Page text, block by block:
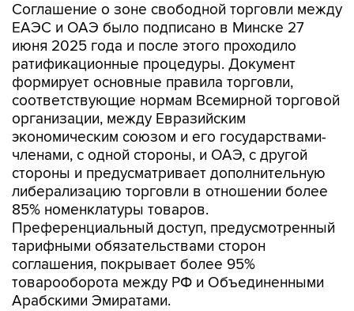
Соглашение о зоне свободной торговли между
ЕАЭС и ОАЭ было подписано в Минске 27
июня 2025 года и после этого проходило
ратификационные процедуры. Документ
формирует основные правила торговли,
соответствующие нормам Всемирной торговой
организации, между Евразийским
экономическим союзом и его государствами-
членами, с одной стороны, и ОАЭ, с другой
стороны и предусматривает дополнительную
либерализацию торговли в отношении более
85% номенклатуры товаров.
Преференциальный доступ, предусмотренный
тарифными обязательствами сторон
соглашения, покрывает более 95%
товарооборота между РФ и Объединенными
Арабскими Эмиратами.